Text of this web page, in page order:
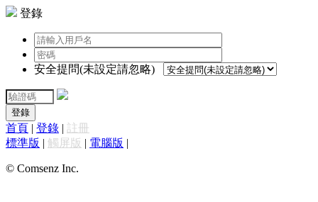
登錄
安全提問(未設定請忽略)
登錄
首頁 | 登錄 | 註冊
標準版 | 觸屏版 | 電腦版 |
© Comsenz Inc.